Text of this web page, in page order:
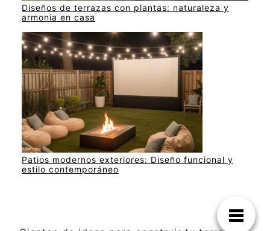
Diseños de terrazas con plantas: naturaleza y
armonía en casa
Patios modernos exteriores: Diseño funcional y
estilo contemporáneo